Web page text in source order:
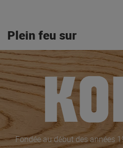
Plein feu sur
Fondée au début des années